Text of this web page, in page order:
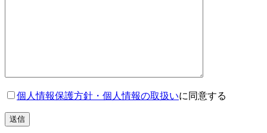
個人情報保護方針・個人情報の取扱いに同意する